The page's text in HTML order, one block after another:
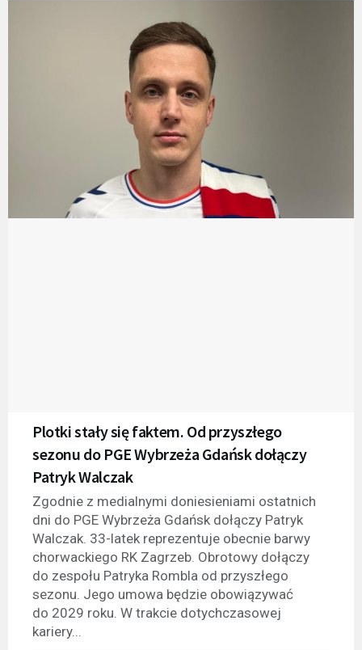
Plotki stały się faktem. Od przyszłego
sezonu do PGE Wybrzeża Gdańsk dołączy
Patryk Walczak
Zgodnie z medialnymi doniesieniami ostatnich
dni do PGE Wybrzeża Gdańsk dołączy Patryk
Walczak. 33-latek reprezentuje obecnie barwy
chorwackiego RK Zagrzeb. Obrotowy dołączy
do zespołu Patryka Rombla od przyszłego
sezonu. Jego umowa będzie obowiązywać
do 2029 roku. W trakcie dotychczasowej
kariery...